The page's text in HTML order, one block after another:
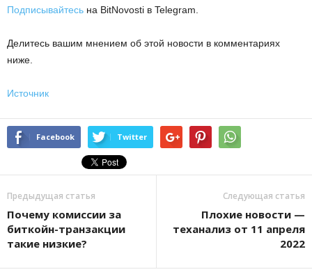
Подписывайтесь на BitNovosti в Telegram.
Делитесь вашим мнением об этой новости в комментариях
ниже.
Источник
Facebook Twitter
Предыдущая статья
Почему комиссии за
биткойн-транзакции
такие низкие?
Следующая статья
Плохие новости —
теханализ от 11 апреля
2022